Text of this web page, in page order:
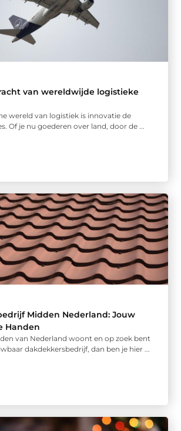
van wereldwijde logistieke
wereld van logistiek is innovatie de
Of je nu goederen over land, door de ...
Midden Nederland: Jouw
Handen
van Nederland woont en op zoek bent
dakdekkersbedrijf, dan ben je hier ...